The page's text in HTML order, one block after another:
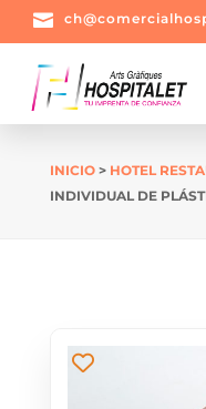

INICIO> HOTEL
INDIVIDUAL DE